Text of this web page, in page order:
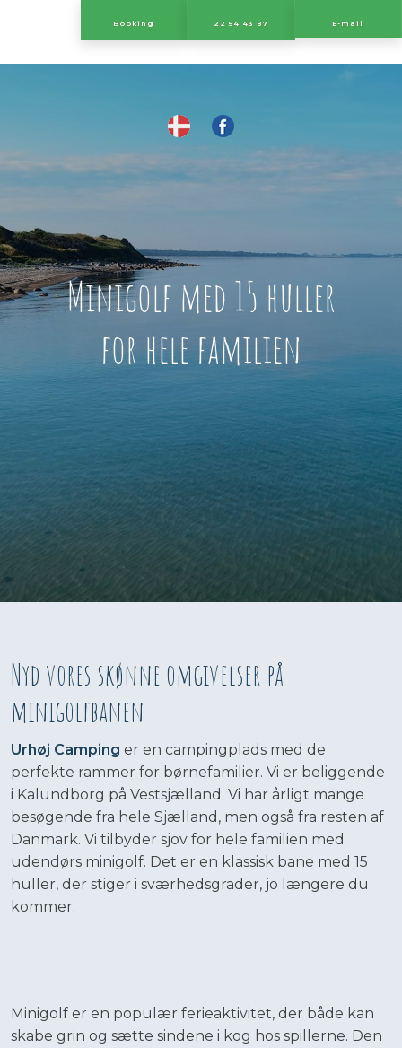
​Booking 22 54 43 87 E-mail
Minigolf​ med 15 huller
for hele familien
Nyd vores skønne omgivelser på
minigolfbanen
Urhøj Camping er en campingplads med de
perfekte rammer for børnefamilier. Vi er beliggende
i Kalundborg på Vestsjælland. Vi har årligt mange
besøgende fra hele Sjælland, men også fra resten af
Danmark. Vi tilbyder sjov for hele familien med
udendørs minigolf. Det er en klassisk bane med 15
huller, der stiger i sværhedsgrader, jo længere du
kommer.
Minigolf er en populær ferieaktivitet, der både kan
skabe grin og sætte sindene i kog hos spillerne. Den